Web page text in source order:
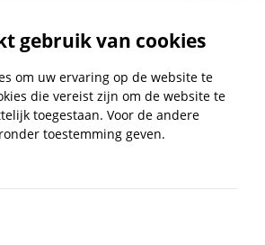
ZAAGBLAD BI-METAAL
UN15 10+1ST
NAAR PRODUCT
2 3 4 5 6
NIEUWSBRIEF
gebruik van cookies
om uw ervaring op de website te
die vereist zijn om de website te
toegestaan. Voor de andere
toestemming geven.